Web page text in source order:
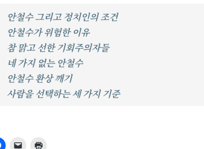
안철수 그리고 정치인의 조건
안철수가 위험한 이유
참 맑고 선한 기회주의자들
네 가지 없는 안철수
안철수 환상 깨기
사람을 선택하는 세 가지 기준